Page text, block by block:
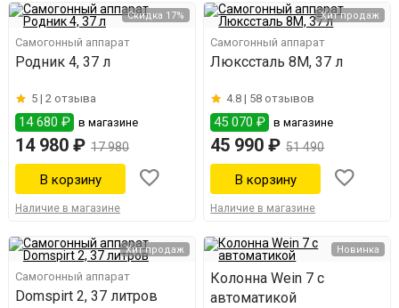
Скидка 17%
Самогонный аппарат
Родник 4, 37 л
5 | 2 отзыва
14 680 ₽ в магазине
14 980 ₽ 17 980
Наличие в магазине
Хит продаж
Самогонный аппарат
Люкссталь 8М, 37 л
4.8 | 58 отзывов
45 070 ₽ в магазине
45 990 ₽ 51 490
Наличие в магазине
Хит продаж
Самогонный аппарат
Domspirt 2, 37 литров
Новинка
Колонна Wein 7 с
автоматикой